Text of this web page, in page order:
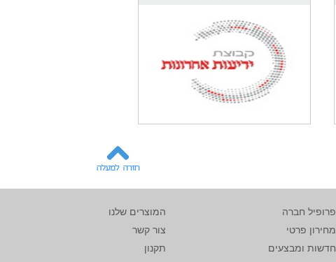
פרופיל חברה
המוצרים שלנו
מחירון פרטי
צור קשר
חדשות ומבצעים
תקנון